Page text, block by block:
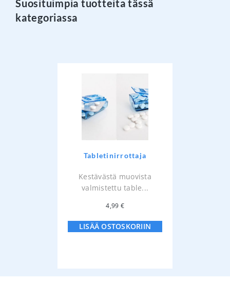
Suosituimpia tuotteita tässä
kategoriassa
Tabletinirrottaja
Kestävästä muovista
valmistettu table...
4,99 €
LISÄÄ OSTOSKORIIN